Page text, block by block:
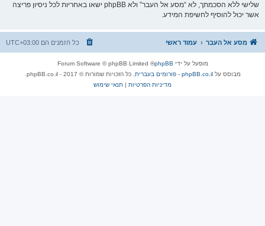
שלישי ללא הסכמתך, לא “מסע אל העבר” ולא phpBB ישאו באחריות לכל ניסיון פריצה
אשר יכול להוסיף לחשיפת המידע.
מסע אל העבר עמוד ראשי כל הזמנים הם UTC+03:00
מופעל על ידי phpBB
® Forum Software © phpBB Limited
מבוסס עלphpBB.co.il - פורומים בעברית
. כל הזכויות שמורות © 2017 - phpBB.co.il.
מדיניות הפרטיות | תנאי שימוש